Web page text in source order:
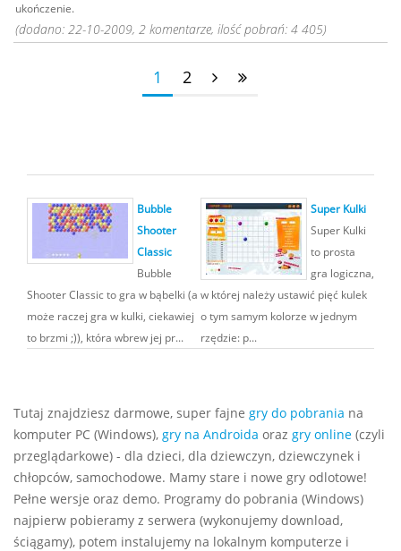
ukończenie.
(dodano: 22-10-2009, 2 komentarze, ilość pobrań: 4 405)
1 2
Bubble
Shooter
Classic
Bubble
Shooter Classic to gra w bąbelki (a
może raczej gra w kulki, ciekawiej
to brzmi ;)), która wbrew jej pr...
Super Kulki
Super Kulki
to prosta
gra logiczna,
w której należy ustawić pięć kulek
o tym samym kolorze w jednym
rzędzie: p...
Tutaj znajdziesz darmowe, super fajne gry do pobrania na
komputer PC (Windows), gry na Androida oraz gry online (czyli
przeglądarkowe) - dla dzieci, dla dziewczyn, dziewczynek i
chłopców, samochodowe. Mamy stare i nowe gry odlotowe!
Pełne wersje oraz demo. Programy do pobrania (Windows)
najpierw pobieramy z serwera (wykonujemy download,
ściągamy), potem instalujemy na lokalnym komputerze i